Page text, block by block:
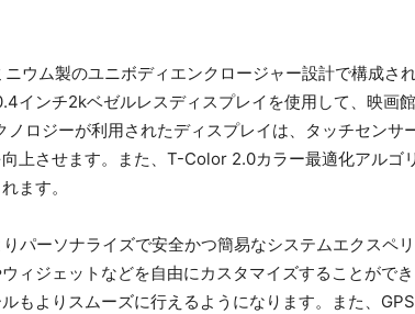
ウム製のユニボディエンクロージャー設計で構成さ
インチ2kベゼルレスディスプレイを使用して、映画
ノロジーが利用されたディスプレイは、タッチセンサ
上させます。また、T-Color 2.0カラー最適化アルゴ
ます。
パーソナライズで安全かつ簡易なシステムエクスペ
ィジェットなどを自由にカスタマイズすることがで
もよりスムーズに行えるようになります。また、